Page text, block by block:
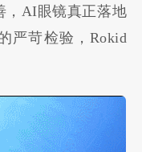
，AI眼镜真正落地
严苛检验，Rokid